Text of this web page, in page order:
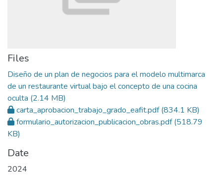
Files
Diseño de un plan de negocios para el modelo multimarca
de un restaurante virtual bajo el concepto de una cocina
oculta (2.14 MB)
carta_aprobacion_trabajo_grado_eafit.pdf(834.1 KB)
formulario_autorizacion_publicacion_obras.pdf(518.79
KB)
Date
2024